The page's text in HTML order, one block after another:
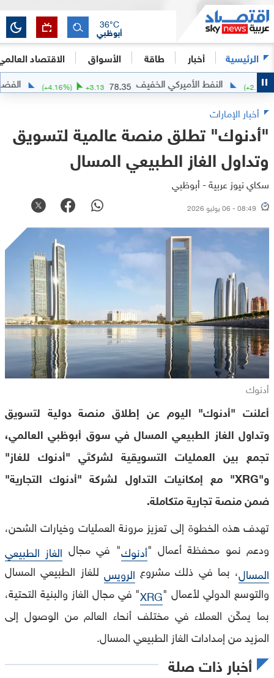
الرئيسية أخبار طاقة الأسواق الاقتصاد
أبوظبي
36°C
النفط الأميركي الخفيف 78.35
+ 3.13
(+4.16 %) الفضة 61.48
أخبار الإمارات
"أدنوك" تطلق منصة عالمية لتسويق
وتداول الغاز الطبيعي المسال
سكاي نيوز عربية - أبوظبي
08:49 - 06 يوليو 2026
أدنوك
أعلنت "أدنوك" اليوم عن إطلاق منصة دولية لتسويق
وتداول الغاز الطبيعي المسال في سوق أبوظبي العالمي،
تجمع بين العمليات التسويقية لشركتَي "أدنوك للغاز"
و"XRG" مع إمكانيات التداول لشركة "أدنوك التجارية"
ضمن منصة تجارية متكاملة.
تهدف هذه الخطوة إلى تعزيز مرونة العمليات وخيارات الشحن،
ودعم نمو محفظة أعمال "أدنوك" في مجال الغاز الطبيعي
المسال، بما في ذلك مشروع الرويس للغاز الطبيعي المسال
والتوسع الدولي لأعمال "XRG" في مجال الغاز والبنية التحتية،
بما يمكّن العملاء في مختلف أنحاء العالم من الوصول إلى
المزيد من إمدادات الغاز الطبيعي المسال.
أخبار ذات صلة